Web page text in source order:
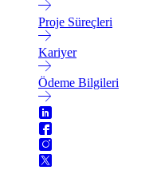
Proje Süreçleri
Kariyer
Ödeme Bilgileri